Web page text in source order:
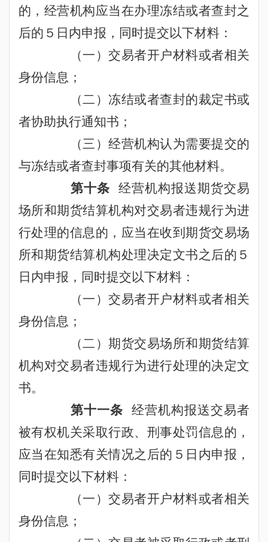
的，经营机构应当在办理冻结或者查封之
后的５日内申报，同时提交以下材料：
（一）交易者开户材料或者相关
身份信息；
（二）冻结或者查封的裁定书或
者协助执行通知书；
（三）经营机构认为需要提交的
与冻结或者查封事项有关的其他材料。
第十条
经营机构报送期货交易
场所和期货结算机构对交易者违规行为进
行处理的信息的，应当在收到期货交易场
所和期货结算机构处理决定文书之后的５
日内申报，同时提交以下材料：
（一）交易者开户材料或者相关
身份信息；
（二）期货交易场所和期货结算
机构对交易者违规行为进行处理的决定文
书。
第十一条
经营机构报送交易者
被有权机关采取行政、刑事处罚信息的，
应当在知悉有关情况之后的５日内申报，
同时提交以下材料：
（一）交易者开户材料或者相关
身份信息；